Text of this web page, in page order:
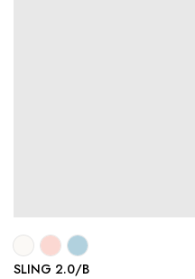
SLING 2.0/B